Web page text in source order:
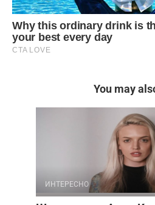
You may
ИНТЕРЕСНО